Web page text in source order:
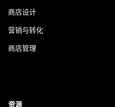
商店设计
营销与转化
商店管理
资源